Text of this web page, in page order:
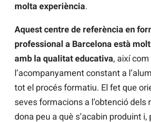
molta experiència.
Aquest centre de referència en
professional a Barcelona està
amb la qualitat educativa, així
l’acompanyament constant a
tot el procés formatiu. El fet que
seves formacions a l’obtenció dels
dona peu a què s’acabin produint i,